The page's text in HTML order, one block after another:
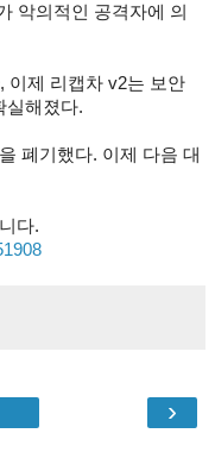
악의적인 공격자에 의
이제 리캡차 v2는 보안
실해졌다.
폐기했다. 이제 다음 대
다.
›